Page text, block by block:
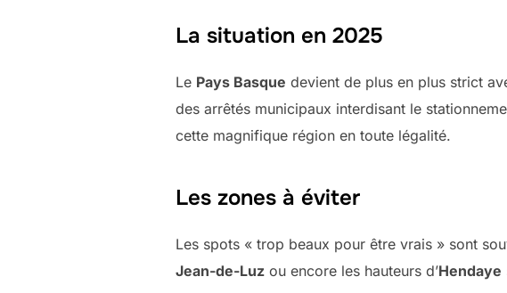
La situation en 2025
Le Pays Basque devient de plus en plus strict
des arrêtés municipaux interdisant le
cette magnifique région en toute légalité.
Les zones à éviter
Les spots « trop beaux pour être vrais » sont
Jean-de-Luz ou encore les hauteurs d’Hendaye